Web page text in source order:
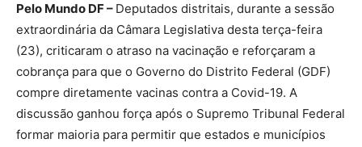
Pelo Mundo DF – Deputados distritais, durante a sessão
extraordinária da Câmara Legislativa desta terça-feira
(23), criticaram o atraso na vacinação e reforçaram a
cobrança para que o Governo do Distrito Federal (GDF)
compre diretamente vacinas contra a Covid-19. A
discussão ganhou força após o Supremo Tribunal Federal
formar maioria para permitir que estados e municípios